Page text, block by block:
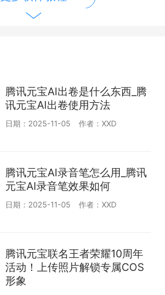
腾讯元宝AI出卷是什么东西_腾
讯元宝AI出卷使用方法
日期：2025-11-05 作者：XXD
腾讯元宝AI录音笔怎么用_腾讯
元宝AI录音笔效果如何
日期：2025-11-05 作者：XXD
腾讯元宝联名王者荣耀10周年
活动！上传照片解锁专属COS
形象